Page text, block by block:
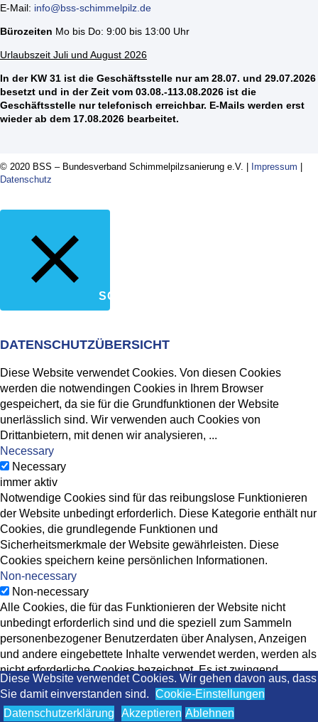
E-Mail: info@bss-schimmelpilz.de
Bürozeiten Mo bis Do: 9:00 bis 13:00 Uhr
Urlaubszeit Juli und August 2026
In der KW 31 ist die Geschäftsstelle nur am 28.07. und 29.07.2026
besetzt und in der Zeit vom 03.08.-113.08.2026 ist die
Geschäftsstelle nur telefonisch erreichbar. E-Mails werden erst
wieder ab dem 17.08.2026 bearbeitet.
© 2020 BSS – Bundesverband Schimmelpilzsanierung e.V. | Impressum
Datenschutz
Diese Website verwendet Cookies. Wir gehen davon aus, dass
Sie damit einverstanden sind. Cookie-Einstellungen
Datenschutzerklärung
Akzeptieren Ablehnen
SCHLIESSEN
DATENSCHUTZÜBERSICHT
Diese Website verwendet Cookies. Von diesen Cookies
werden die notwendingen Cookies in Ihrem Browser
gespeichert, da sie für die Grundfunktionen der Website
unerlässlich sind. Wir verwenden auch Cookies von
Drittanbietern, mit denen wir analysieren, ...
Necessary
Necessary
immer aktiv
Notwendige Cookies sind für das reibungslose Funktionieren
der Website unbedingt erforderlich. Diese Kategorie enthält nur
Cookies, die grundlegende Funktionen und
Sicherheitsmerkmale der Website gewährleisten. Diese
Cookies speichern keine persönlichen Informationen.
Non-necessary
Non-necessary
Alle Cookies, die für das Funktionieren der Website nicht
unbedingt erforderlich sind und die speziell zum Sammeln
personenbezogener Benutzerdaten über Analysen, Anzeigen
und andere eingebettete Inhalte verwendet werden, werden als
nicht erforderliche Cookies bezeichnet. Es ist zwingend
erforderlich, die Zustimmung des Benutzers einzuholen, bevor
diese Cookies auf Ihrer Website verwendet werden.
SPEICHERN & AKZEPTIEREN